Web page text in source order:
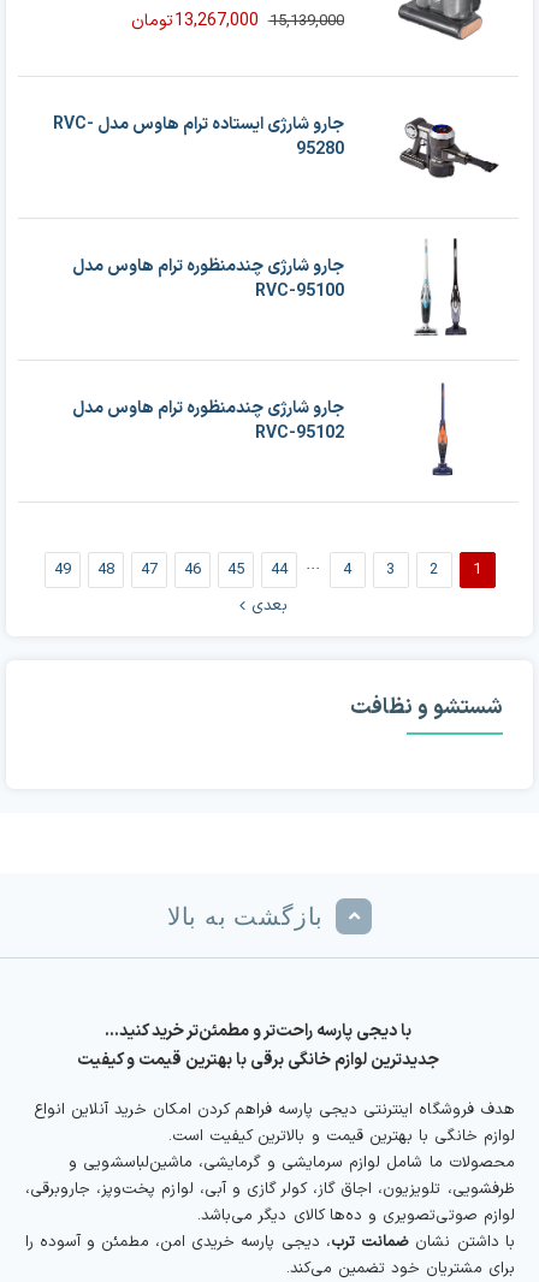
15,139,000
قیمت
15,139,000 تومان
13,267,000تومان
قیمت
13,267,000 تومان
جارو شارژی ایستاده ترام هاوس مدل RVC-
95280
جارو شارژی چندمنظوره ترام هاوس مدل
RVC-95100
جارو شارژی چندمنظوره ترام هاوس مدل
RVC-95102
1
2
3
4
···
44
45
46
47
48
49
بعدی
شستشو و نظافت
بازگشت به بالا
با دیجی پارسه راحت‌تر و مطمئن‌تر خرید کنید…
جدیدترین لوازم خانگی برقی با بهترین قیمت و کیفیت
هدف فروشگاه اینترنتی دیجی پارسه فراهم کردن امکان خرید آنلاین انواع
لوازم خانگی با بهترین قیمت و بالاترین کیفیت است.
محصولات ما شامل لوازم سرمایشی و گرمایشی، ماشین‌لباسشویی و
ظرفشویی، تلویزیون، اجاق گاز، کولر گازی و آبی، لوازم پخت‌وپز، جاروبرقی،
لوازم صوتی‌تصویری و ده‌ها کالای دیگر می‌باشد.
با داشتن نشان ضمانت ترب، دیجی پارسه خریدی امن، مطمئن و آسوده را
برای مشتریان خود تضمین می‌کند.